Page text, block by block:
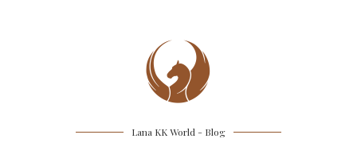
Lana KK World - Blog